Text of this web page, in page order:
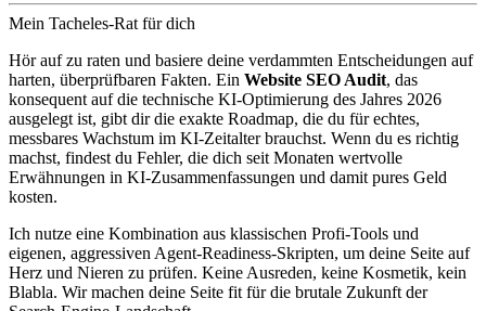
Mein Tacheles-Rat für dich
Hör auf zu raten und basiere deine verdammten Entscheidungen auf
harten, überprüfbaren Fakten. Ein Website SEO Audit, das
konsequent auf die technische KI-Optimierung des Jahres 2026
ausgelegt ist, gibt dir die exakte Roadmap, die du für echtes,
messbares Wachstum im KI-Zeitalter brauchst. Wenn du es richtig
machst, findest du Fehler, die dich seit Monaten wertvolle
Erwähnungen in KI-Zusammenfassungen und damit pures Geld
kosten.
Ich nutze eine Kombination aus klassischen Profi-Tools und
eigenen, aggressiven Agent-Readiness-Skripten, um deine Seite auf
Herz und Nieren zu prüfen. Keine Ausreden, keine Kosmetik, kein
Blabla. Wir machen deine Seite fit für die brutale Zukunft der